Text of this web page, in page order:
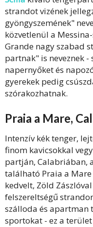
strandot vizének
gyöngyszemének"
közvetlenül a
Grande nagy szabad
partnak" is neveznek
napernyőket és
gyerekek pedig
szórakozhatnak.
Praia a Mare,
Intenzív kék tenger,
finom kavicsokkal
partján, Calabriában,
található Praia a
kedvelt, Zöld
felszereltségű
szálloda és apartman
sportokat - ez a